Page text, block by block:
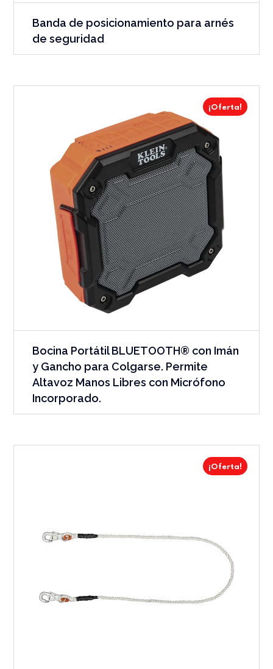
Banda de posicionamiento para arnés
de seguridad
¡Oferta!
Bocina Portátil BLUETOOTH® con Imán
y Gancho para Colgarse. Permite
Altavoz Manos Libres con Micrófono
Incorporado.
¡Oferta!